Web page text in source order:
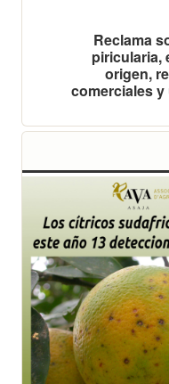
Reclama
piricularia,
origen,
comerciales